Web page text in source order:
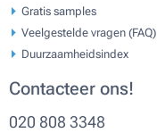
Gratis samples
Veelgestelde vragen (FAQ)
Duurzaamheidsindex
Contacteer ons!
020 808 3348